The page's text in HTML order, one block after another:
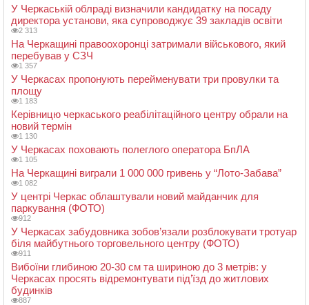
У Черкаській облраді визначили кандидатку на посаду
директора установи, яка супроводжує 39 закладів освіти
2 313
На Черкащині правоохоронці затримали військового, який
перебував у СЗЧ
1 357
У Черкасах пропонують перейменувати три провулки та
площу
1 183
Керівницю черкаського реабілітаційного центру обрали на
новий термін
1 130
У Черкасах поховають полеглого оператора БпЛА
1 105
На Черкащині виграли 1 000 000 гривень у “Лото-Забава”
1 082
У центрі Черкас облаштували новий майданчик для
паркування (ФОТО)
912
У Черкасах забудовника зобов’язали розблокувати тротуар
біля майбутнього торговельного центру (ФОТО)
911
Вибоїни глибиною 20-30 см та шириною до 3 метрів: у
Черкасах просять відремонтувати під’їзд до житлових
будинків
887